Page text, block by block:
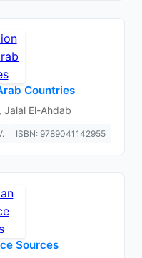
Countries
Jalal El-Ahdab
ISBN: 9789041142955
Sources